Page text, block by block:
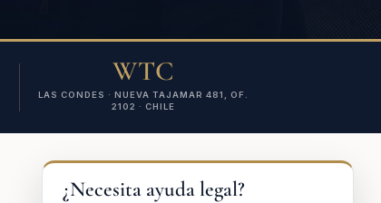
WTC
LAS CONDES · NUEVA TAJAMAR 481, OF.
2102 · CHILE
¿Necesita ayuda legal?